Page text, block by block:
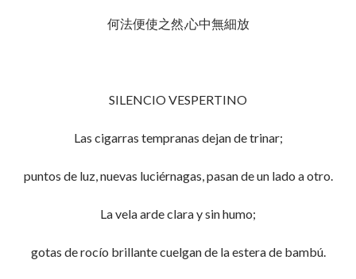
何法便使之然,心中無細放
SILENCIO VESPERTINO
Las cigarras tempranas dejan de trinar;
puntos de luz, nuevas luciérnagas, pasan de un lado a otro.
La vela arde clara y sin humo;
gotas de rocío brillante cuelgan de la estera de bambú.